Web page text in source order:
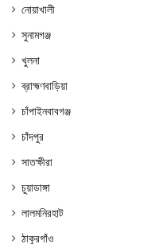
নোয়াখালী
সুনামগঞ্জ
খুলনা
ব্রাহ্মণবাড়িয়া
চাঁপাইনবাবগঞ্জ
চাঁদপুর
সাতক্ষীরা
চুয়াডাঙ্গা
লালমনিরহাট
ঠাকুরগাঁও